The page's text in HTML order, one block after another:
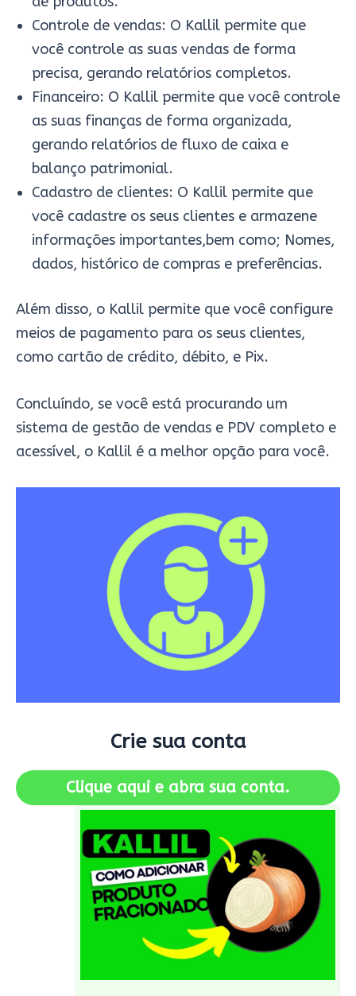
Controle de vendas: O Kallil permite que
você controle as suas vendas de forma
precisa, gerando relatórios completos.
Financeiro: O Kallil permite que você controle
as suas finanças de forma organizada,
gerando relatórios de fluxo de caixa e
balanço patrimonial.
Cadastro de clientes: O Kallil permite que
você cadastre os seus clientes e armazene
informações importantes,bem como; Nomes,
dados, histórico de compras e preferências.
Além disso, o Kallil permite que você configure
meios de pagamento para os seus clientes,
como cartão de crédito, débito, e Pix.
Concluíndo, se você está procurando um
sistema de gestão de vendas e PDV completo e
acessível, o Kallil é a melhor opção para você.
Crie sua conta
Clique aqui e abra sua conta.